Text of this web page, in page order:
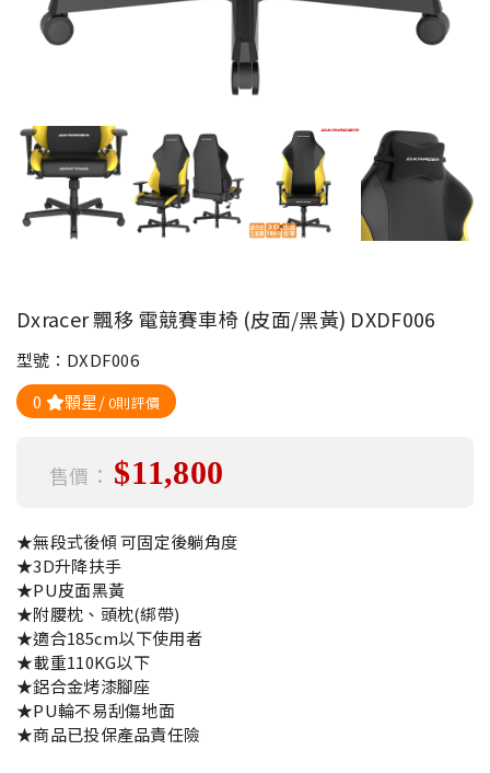
Dxracer 飄移 電競賽車椅 (皮面/黑黃) DXDF006
型號：DXDF006
0
顆星/0則評價
售價： $11,800
★無段式後傾 可固定後躺角度
★3D升降扶手
★PU皮面黑黃
★附腰枕、頭枕(綁帶)
★適合185cm以下使用者
★載重110KG以下
★鋁合金烤漆腳座
★PU輪不易刮傷地面
★商品已投保產品責任險